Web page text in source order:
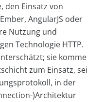
den Einsatz von
AngularJS oder
Nutzung und
Technologie HTTP.
sie komme
zum Einsatz, sei
in der
)Architektur